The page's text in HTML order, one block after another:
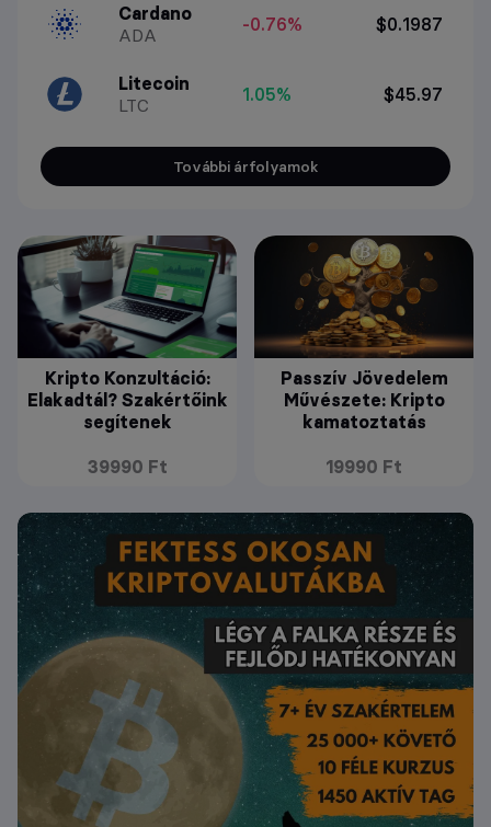
Cardano
ADA
-0.76% $0.1987
Litecoin
LTC
1.05% $45.97
További árfolyamok
Kripto Konzultáció:
Elakadtál? Szakértőink
segítenek
39990 Ft
Passzív Jövedelem
Művészete: Kripto
kamatoztatás
19990 Ft